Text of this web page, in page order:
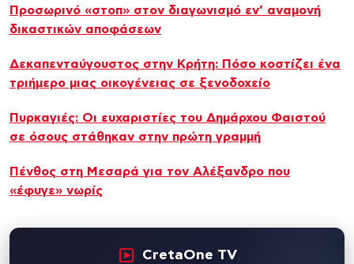
Προσωρινό «στοπ» στον διαγωνισμό εν’ αναμονή
δικαστικών αποφάσεων
Δεκαπενταύγουστος στην Κρήτη: Πόσο κοστίζει ένα
τριήμερο μιας οικογένειας σε ξενοδοχείο
Πυρκαγιές: Οι ευχαριστίες του Δημάρχου Φαιστού
σε όσους στάθηκαν στην πρώτη γραμμή
Πένθος στη Μεσαρά για τον Αλέξανδρο που
«έφυγε» νωρίς
CretaOne TV